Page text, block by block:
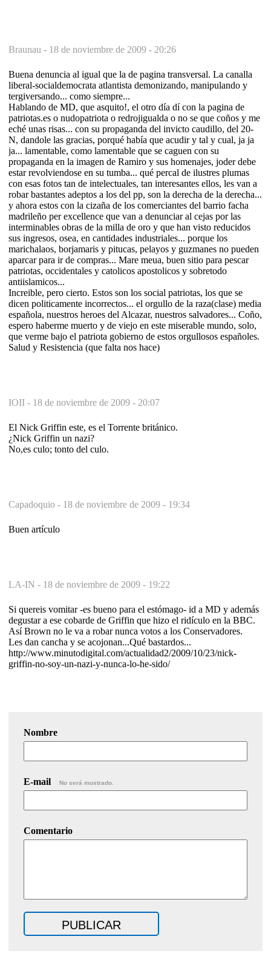
Braunau - 18 de noviembre de 2009 - 20:26
Buena denuncia al igual que la de pagina transversal. La canalla
liberal-socialdemocrata atlantista demonizando, manipulando y
tergiversando... como siempre...
Hablando de MD, que asquito!, el otro día dí con la pagina de
patriotas.es o nudopatriota o redrojigualda o no se que coños y me
eché unas risas... con su propaganda del invicto caudillo, del 20-
N, dandole las gracias, porqué había que acudir y tal y cual, ja ja
ja... lamentable, como lamentable que se caguen con su
propaganda en la imagen de Ramiro y sus homenajes, joder debe
estar revolviendose en su tumba... qué percal de ilustres plumas
con esas fotos tan de intelectuales, tan interesantes ellos, les van a
robar bastantes adeptos a los del pp, son la derecha de la derecha...
y ahora estos con la cizaña de los comerciantes del barrio facha
madrileño per excellence que van a denunciar al cejas por las
interminables obras de la milla de oro y que han visto reducidos
sus ingresos, osea, en cantidades industriales... porque los
marichalaos, borjamaris y pitucas, pelayos y guzmanes no pueden
aparcar para ir de compras... Mare meua, buen sitio para pescar
patriotas, occidentales y catolicos apostolicos y sobretodo
antiislamicos...
Increible, pero cierto. Estos son los social patriotas, los que se
dicen politicamente incorrectos... el orgullo de la raza(clase) media
española, nuestros heroes del Alcazar, nuestros salvadores... Coño,
espero haberme muerto y de viejo en este miserable mundo, solo,
que verme bajo el patriota gobierno de estos orgullosos españoles.
Salud y Resistencia (que falta nos hace)
IOII - 18 de noviembre de 2009 - 20:07
El Nick Griffin este, es el Torrente británico.
¿Nick Griffin un nazi?
No,es culo; tonto del culo.
Capadoquio - 18 de noviembre de 2009 - 19:34
Buen artículo
LA-IN - 18 de noviembre de 2009 - 19:22
Si quereis vomitar -es bueno para el estómago- id a MD y además
degustar a ese cobarde de Griffin que hizo el ridículo en la BBC.
Así Brown no le va a robar nunca votos a los Conservadores.
Les dan cancha y se acojonan...Qué bastardos...
http://www.minutodigital.com/actualidad2/2009/10/23/nick-
griffin-no-soy-un-nazi-y-nunca-lo-he-sido/
Nombre
E-mail No será mostrado.
Comentario